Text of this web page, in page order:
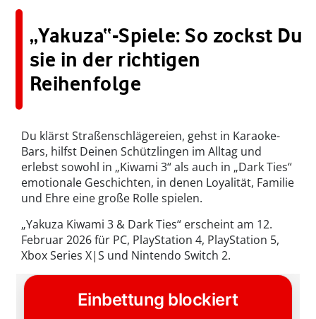
„Yakuza“-Spiele: So zockst Du
sie in der richtigen
Reihenfolge
Du klärst Straßenschlägereien, gehst in Karaoke-
Bars, hilfst Deinen Schützlingen im Alltag und
erlebst sowohl in „Kiwami 3“ als auch in „Dark Ties“
emotionale Geschichten, in denen Loyalität, Familie
und Ehre eine große Rolle spielen.
„Yakuza Kiwami 3 & Dark Ties“ erscheint am 12.
Februar 2026 für PC, PlayStation 4, PlayStation 5,
Xbox Series X|S und Nintendo Switch 2.